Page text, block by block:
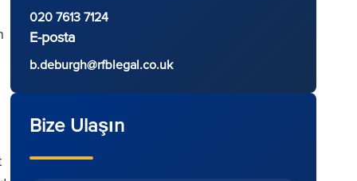
020 7613 7124
E-posta
b.deburgh@rfblegal.co.uk
Bize Ulaşın